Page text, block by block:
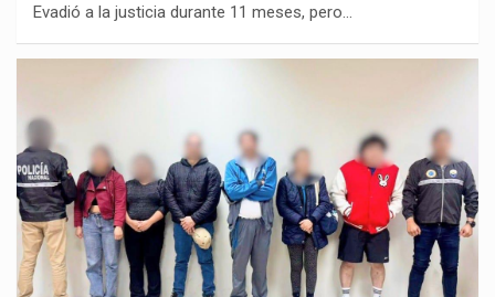
Evadió a la justicia durante 11 meses, pero…